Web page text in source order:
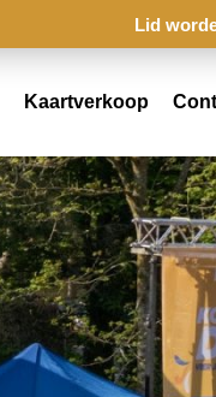
Lid
Kaartverkoop